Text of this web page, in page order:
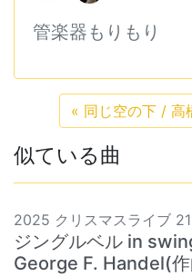
管楽器もりもり
« 同じ空の下 / 高
似ている曲
2025 クリスマスライブ 21
ジングルベル in
George F. Handel(